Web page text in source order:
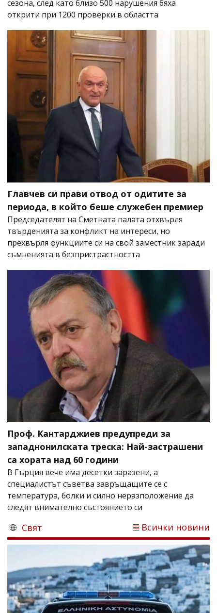
сезона, след като близо 500 нарушения бяха
открити при 1200 проверки в областта
Главчев си прави отвод от одитите за
периода, в който беше служебен премиер
Председателят на Сметната палата отхвърля
твърденията за конфликт на интереси, но
прехвърля функциите си на свой заместник заради
съмненията в безпристрастността
Проф. Кантарджиев предупреди за
западнонилската треска: Най-застрашени
са хората над 60 години
В Гърция вече има десетки заразени, а
специалистът съветва завръщащите се с
температура, болки и силно неразположение да
следят внимателно състоянието си
Свят Всички новини